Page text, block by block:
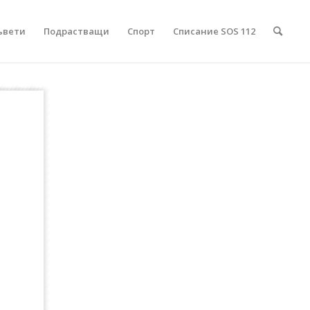
Подрастващи Спорт Списание SOS 112